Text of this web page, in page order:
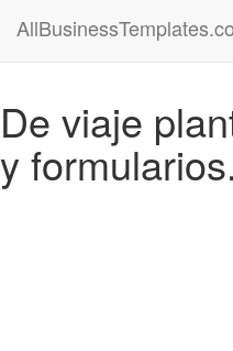
De viaje
y formularios.